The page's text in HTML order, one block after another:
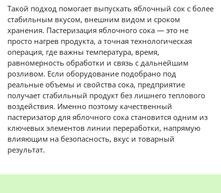
​​​​​​​Такой подход помогает выпускать яблочный сок с более
стабильным вкусом, внешним видом и сроком
хранения. Пастеризация яблочного сока — это не
просто нагрев продукта, а точная технологическая
операция, где важны температура, время,
равномерность обработки и связь с дальнейшим
розливом. Если оборудование подобрано под
реальные объемы и свойства сока, предприятие
получает стабильный продукт без лишнего теплового
воздействия. Именно поэтому качественный
пастеризатор для яблочного сока становится одним из
ключевых элементов линии переработки, напрямую
влияющим на безопасность, вкус и товарный
результат.